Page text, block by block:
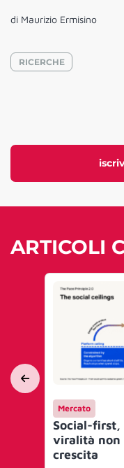
di Maurizio Ermisino
RICERCHE
ARTICOLI
Mercato
Social-first,
viralità non
crescita